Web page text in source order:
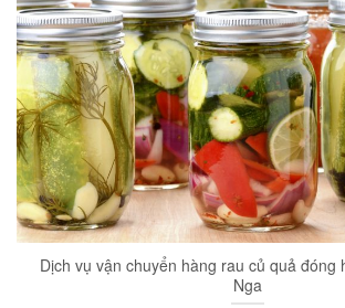
Dịch vụ vận chuyển hàng rau củ quả đóng
Nga